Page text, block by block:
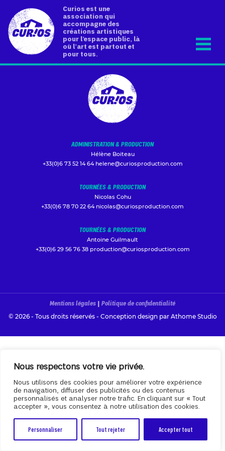
Nous respectons votre vie privée.
Nous utilisons des cookies pour améliorer votre expérience
de navigation, diffuser des publicités ou des contenus
personnalisés et analyser notre trafic. En cliquant sur « Tout
accepter », vous consentez à notre utilisation des cookies.
Personnaliser Tout rejeter Accepter tout
Curios est une
association qui
accompagne des
créations artistiques
pour l’espace public, là
où l’art est partout et
pour tous.
ADMINISTRATION & PRODUCTION
Hélène Boiteau
+33(0)6 73 52 14 64 helene@curiosproduction.com
TOURNÉES & PRODUCTION
Nicolas Cohu
+33(0)6 78 70 22 64 nicolas@curiosproduction.com
TOURNÉES & PRODUCTION
Antoine Guilmault
+33(0)6 29 56 76 38 production@curiosproduction.com
Mentions légales | Politique de confidentialité
© 2026 - Tous droits réservés - Conception design par Athome Studio